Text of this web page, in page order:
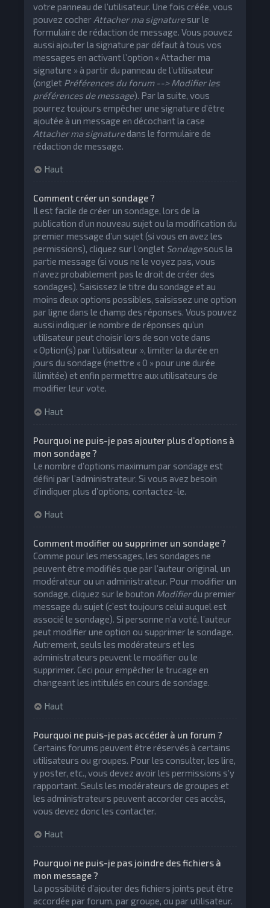
votre panneau de l’utilisateur. Une fois créée, vous
pouvez cocher Attacher ma signaturesur le
formulaire de rédaction de message. Vous pouvez
aussi ajouter la signature par défaut à tous vos
messages en activant l’option « Attacher ma
signature » à partir du panneau de l’utilisateur
(onglet Préférences du forum --> Modifier les
préférences de message). Par la suite, vous
pourrez toujours empêcher une signature d’être
ajoutée à un message en décochant la case
Attacher ma signaturedans le formulaire de
rédaction de message.
Haut
Comment créer un sondage ?
Il est facile de créer un sondage, lors de la
publication d’un nouveau sujet ou la modification du
premier message d’un sujet (si vous en avez les
permissions), cliquez sur l’onglet Sondagesous la
partie message (si vous ne le voyez pas, vous
n’avez probablement pas le droit de créer des
sondages). Saisissez le titre du sondage et au
moins deux options possibles, saisissez une option
par ligne dans le champ des réponses. Vous pouvez
aussi indiquer le nombre de réponses qu’un
utilisateur peut choisir lors de son vote dans
« Option(s) par l’utilisateur », limiter la durée en
jours du sondage (mettre « 0 » pour une durée
illimitée) et enfin permettre aux utilisateurs de
modifier leur vote.
Haut
Pourquoi ne puis-je pas ajouter plus d’options à
mon sondage ?
Le nombre d’options maximum par sondage est
défini par l’administrateur. Si vous avez besoin
d’indiquer plus d’options, contactez-le.
Haut
Comment modifier ou supprimer un sondage ?
Comme pour les messages, les sondages ne
peuvent être modifiés que par l’auteur original, un
modérateur ou un administrateur. Pour modifier un
sondage, cliquez sur le bouton Modifierdu premier
message du sujet (c’est toujours celui auquel est
associé le sondage). Si personne n’a voté, l’auteur
peut modifier une option ou supprimer le sondage.
Autrement, seuls les modérateurs et les
administrateurs peuvent le modifier ou le
supprimer. Ceci pour empêcher le trucage en
changeant les intitulés en cours de sondage.
Haut
Pourquoi ne puis-je pas accéder à un forum ?
Certains forums peuvent être réservés à certains
utilisateurs ou groupes. Pour les consulter, les lire,
y poster, etc., vous devez avoir les permissions s’y
rapportant. Seuls les modérateurs de groupes et
les administrateurs peuvent accorder ces accès,
vous devez donc les contacter.
Haut
Pourquoi ne puis-je pas joindre des fichiers à
mon message ?
La possibilité d’ajouter des fichiers joints peut être
accordée par forum, par groupe, ou par utilisateur.